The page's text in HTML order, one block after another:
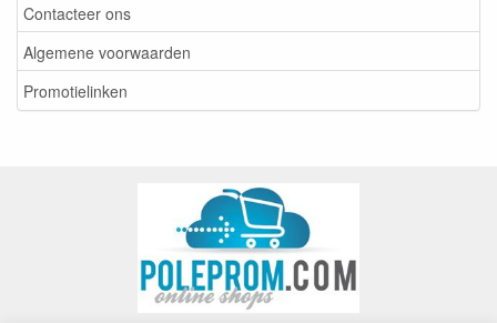
Contacteer ons
Algemene voorwaarden
Promotielinken